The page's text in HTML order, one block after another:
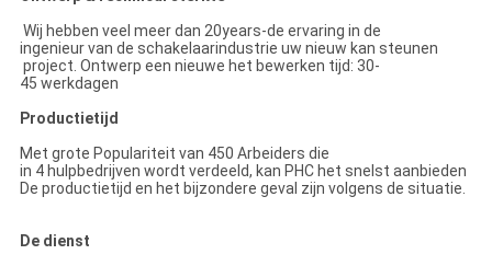
Wij hebben veel meer dan 20years-de ervaring in de
ingenieur van de schakelaarindustrie uw nieuw kan steunen
project. Ontwerp een nieuwe het bewerken tijd: 30-
45 werkdagen
Productietijd
Met grote Populariteit van 450 Arbeiders die
in 4 hulpbedrijven wordt verdeeld, kan PHC het snelst aanbieden
De productietijd en het bijzondere geval zijn volgens de situatie.
De dienst